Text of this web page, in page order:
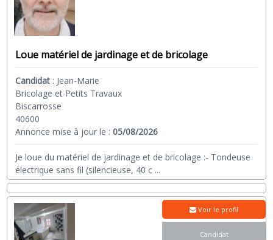
Loue matériel de jardinage et de bricolage
Candidat : Jean-Marie
Bricolage et Petits Travaux
Biscarrosse
40600
Annonce mise à jour le :05/08/2026
Je loue du matériel de jardinage et de bricolage :- Tondeuse
électrique sans fil (silencieuse, 40 c ...
Voir le profil
Candidat